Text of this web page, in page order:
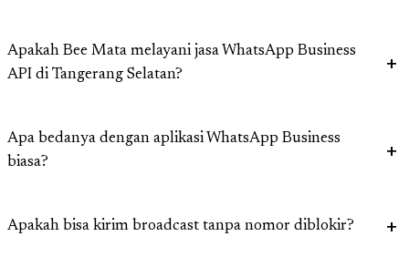
Apakah Bee Mata melayani jasa WhatsApp Business
API di Tangerang Selatan?
Apa bedanya dengan aplikasi WhatsApp Business
biasa?
Apakah bisa kirim broadcast tanpa nomor diblokir?